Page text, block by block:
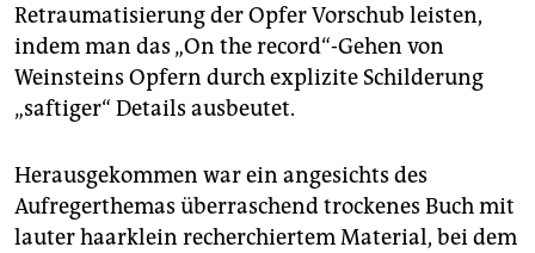
Retraumatisierung der Opfer Vorschub leisten,
indem man das „On the record“-Gehen von
Weinsteins Opfern durch explizite Schilderung
„saftiger“ Details ausbeutet.
Herausgekommen war ein angesichts des
Aufregerthemas überraschend trockenes Buch mit
lauter haarklein recherchiertem Material, bei dem